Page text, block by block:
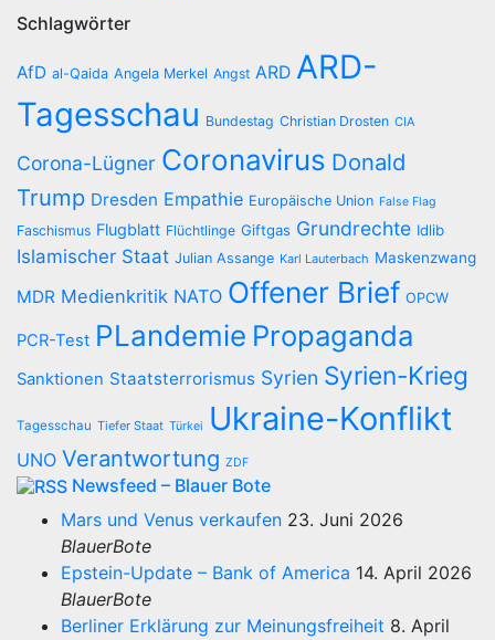
Schlagwörter
AfD al-Qaida Angela Merkel Angst ARD ARD-
Tagesschau Bundestag Christian Drosten CIA
Corona-Lügner Coronavirus Donald
Trump Dresden Empathie Europäische Union False Flag
Faschismus Flugblatt Flüchtlinge Giftgas Grundrechte Idlib
Islamischer Staat Julian Assange Karl Lauterbach Maskenzwang
MDR Medienkritik NATO Offener Brief OPCW
PCR-Test PLandemie Propaganda
Sanktionen Staatsterrorismus Syrien Syrien-Krieg
Tagesschau Tiefer Staat Türkei Ukraine-Konflikt
UNO Verantwortung ZDF
Newsfeed – Blauer Bote
Mars und Venus verkaufen 23. Juni 2026
BlauerBote
Epstein-Update – Bank of America 14. April 2026
BlauerBote
Berliner Erklärung zur Meinungsfreiheit 8. April